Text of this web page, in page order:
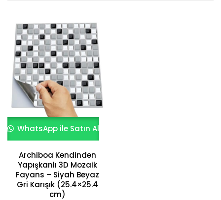
WhatsApp ile Satın Al
Archiboa Kendinden
Yapışkanlı 3D Mozaik
Fayans – Siyah Beyaz
Gri Karışık (25.4×25.4
cm)